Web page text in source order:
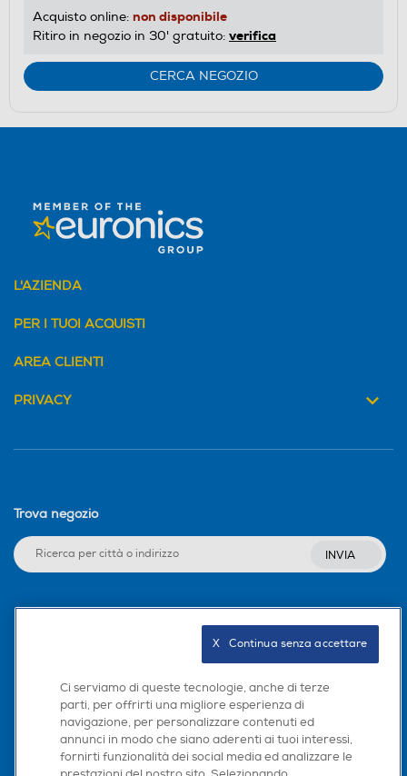
Acquisto online: non disponibile
Ritiro in negozio in 30' gratuito: verifica
CERCA NEGOZIO
L'AZIENDA
PER I TUOI ACQUISTI
AREA CLIENTI
PRIVACY
Trova negozio
INVIA
Scarica la nostra app
Ci serviamo di queste tecnologie, anche di terze
parti, per offrirti una migliore esperienza di
navigazione, per personalizzare contenuti ed
annunci in modo che siano aderenti ai tuoi interessi,
fornirti funzionalità dei social media ed analizzare le
X   Continua senza accettare